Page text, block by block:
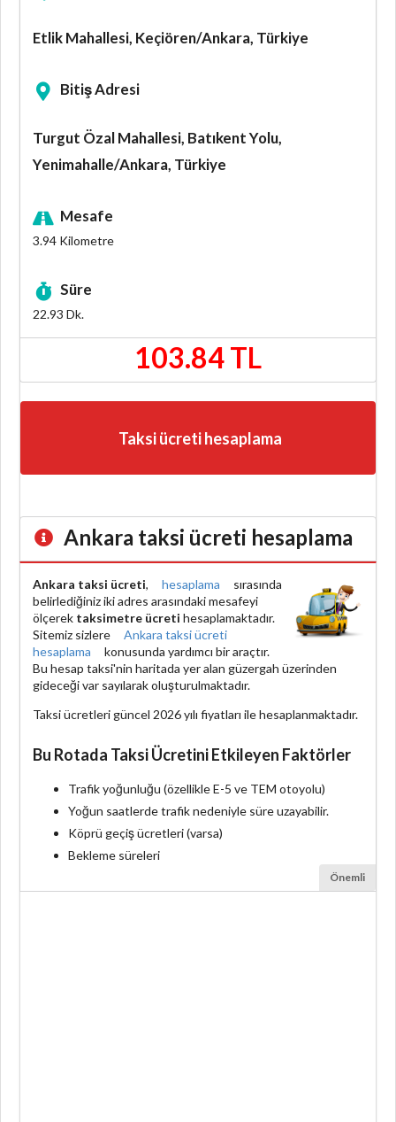
Etlik Mahallesi, Keçiören/Ankara, Türkiye
Bitiş Adresi
Turgut Özal Mahallesi, Batıkent Yolu,
Yenimahalle/Ankara, Türkiye
Mesafe
3.94 Kilometre
Süre
22.93 Dk.
103.84 TL
Taksi ücreti hesaplama
Ankara taksi ücreti hesaplama
Ankara taksi ücreti, hesaplama
sırasında
belirlediğiniz iki adres arasındaki mesafeyi
ölçerek taksimetre ücreti hesaplamaktadır.
Sitemiz sizlere
Ankara taksi ücreti
hesaplama
konusunda yardımcı bir araçtır.
Bu hesap taksi'nin haritada yer alan güzergah üzerinden
gideceği var sayılarak oluşturulmaktadır.
Taksi ücretleri güncel 2026 yılı fiyatları ile hesaplanmaktadır.
Bu Rotada Taksi Ücretini Etkileyen Faktörler
Trafik yoğunluğu (özellikle E-5 ve TEM otoyolu)
Yoğun saatlerde trafik nedeniyle süre uzayabilir.
Köprü geçiş ücretleri (varsa)
Bekleme süreleri
Önemli